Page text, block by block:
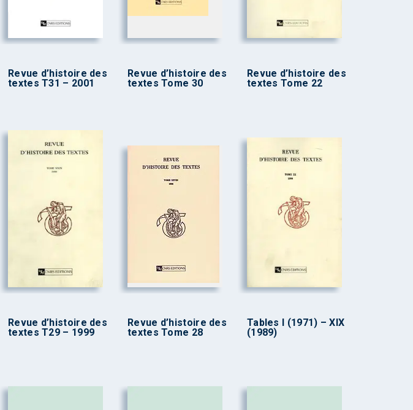
Revue d’histoire des
textes T31 – 2001
Revue d’histoire des
textes Tome 30
Revue d’histoire des
textes Tome 22
Revue d’histoire des
textes T29 – 1999
Revue d’histoire des
textes Tome 28
Tables I (1971) – XIX
(1989)